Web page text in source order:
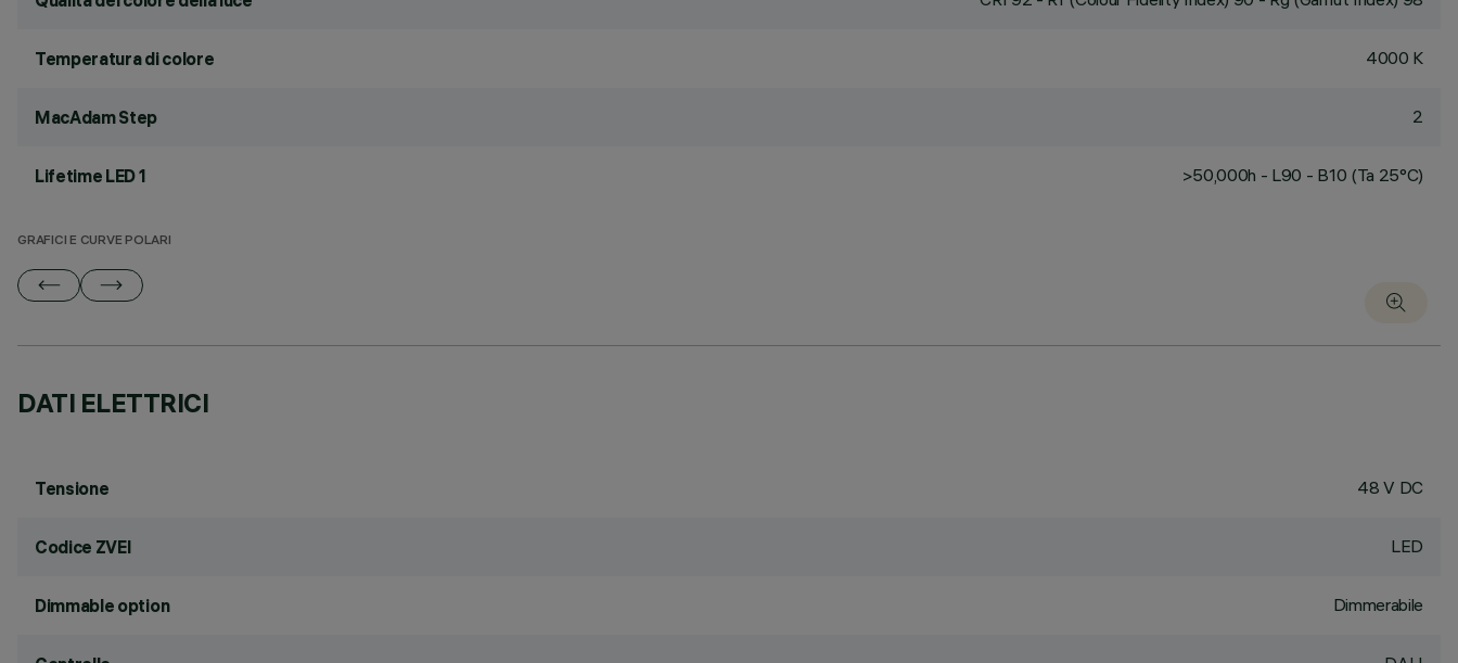
Temperatura di colore 4000 K
MacAdam Step 2
Lifetime LED 1 >50,000h - L90 - B10 (Ta 25°C)
GRAFICI E CURVE POLARI
DATI ELETTRICI
Tensione 48 V DC
Codice ZVEI LED
Dimmable option Dimmerabile